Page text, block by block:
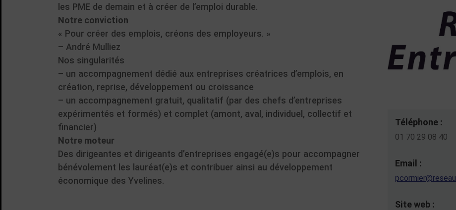
les PME de demain et à créer de l’emploi durable.
Notre conviction
« Pour créer des emplois, créons des employeurs. »
– André Mulliez
Nos singularités
– un accompagnement dédié aux entreprises créatrices d’emplois, en
création, reprise, développement ou croissance
– un accompagnement gratuit, qualitatif (par des chefs d’entreprises
expérimentés et formés) et complet (amont, aval, individuel, collectif et
financier)
Notre moteur
Des dirigeantes et dirigeants d’entreprises engagé(e)s pour accompagner
bénévolement les lauréat(e)s et contribuer ainsi au développement
économique des Yvelines.
Téléphone :
01 70 29 08 40
Email :
Site web :